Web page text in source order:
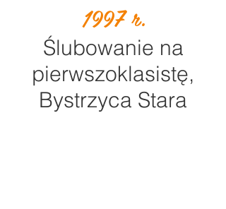
1997 r.
Ślubowanie na
pierwszoklasistę,
Bystrzyca Stara